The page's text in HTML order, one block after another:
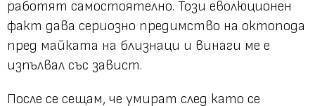
работят самостоятелно. Този еволюционен
факт дава сериозно предимство на октопода
пред майката на близнаци и винаги ме е
изпълвал със завист.
После се сещам, че умират след като се